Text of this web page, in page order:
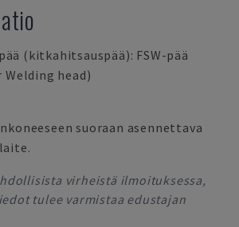
(kitkahitsauspää): FSW-pää
head)
suoraan asennettava
virheistä ilmoituksessa,
tulee varmistaa edustajan